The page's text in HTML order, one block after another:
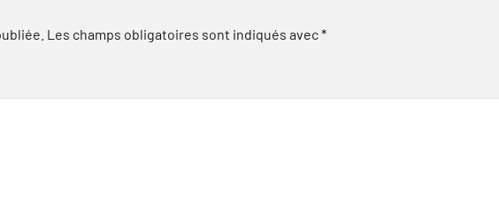
Les champs obligatoires sont indiqués avec*